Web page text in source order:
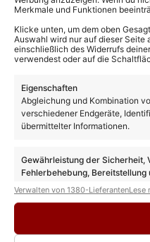
Merkmale und Funktionen
Klicke unten, um dem oben
Auswahl wird nur auf dieser Seite
einschließlich des Widerrufs
verwendest oder auf die
Eigenschaften
Abgleichung und Kombination
verschiedener Endgeräte,
übermittelter Informationen.
Gewährleistung der Sicherheit,
Fehlerbehebung,
Entscheidungen zum
Verwalten von 1380-LieferantenLese
Das könnte
Fällt
aus?